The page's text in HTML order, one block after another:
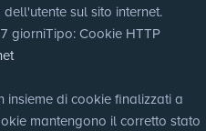
sul sito internet.
giorniTipo: Cookie HTTP
insieme di cookie finalizzati a
mantengono il corretto stato